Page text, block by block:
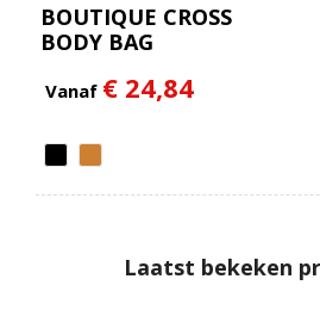
BOUTIQUE CROSS
BODY BAG
Vanaf € 24,84
Laatst bekeken